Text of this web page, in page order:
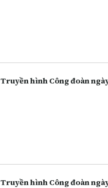
Truyền hình Công đoàn
Truyền hình Công đoàn